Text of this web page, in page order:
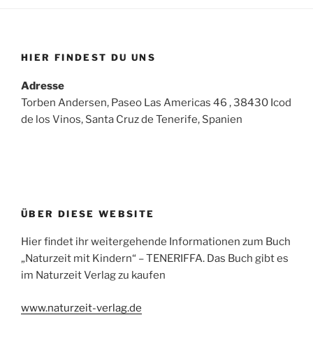
HIER FINDEST DU UNS
Adresse
Torben Andersen, Paseo Las Americas 46 , 38430 Icod
de los Vinos, Santa Cruz de Tenerife, Spanien
ÜBER DIESE WEBSITE
Hier findet ihr weitergehende Informationen zum Buch
„Naturzeit mit Kindern“ – TENERIFFA. Das Buch gibt es
im Naturzeit Verlag zu kaufen
www.naturzeit-verlag.de